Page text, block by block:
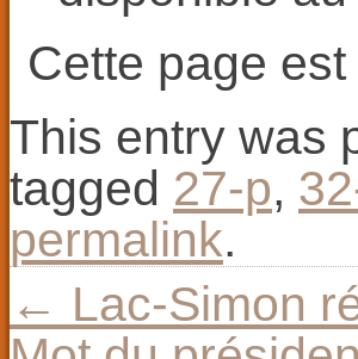
Cette page
This entry was
tagged 27-p,
permalink.
← Lac-Simon